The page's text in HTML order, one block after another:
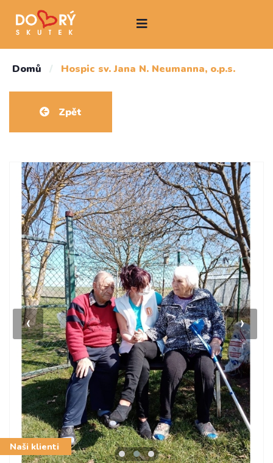
Domů / Hospic sv. Jana N. Neumanna, o.p.s.
Zpět
‹ ›
Naši klienti